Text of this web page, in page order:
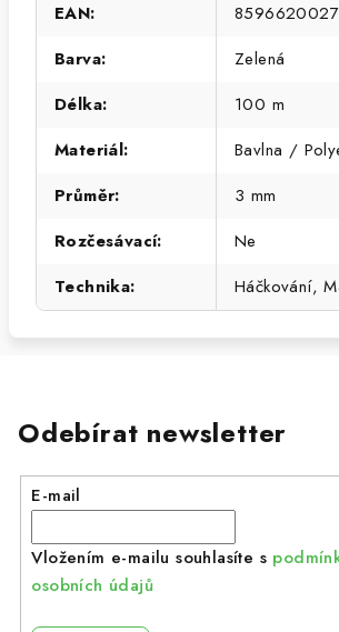
EAN:
Barva:
Zelená
Délka:
100 m
Materiál:
Bavlna /
Průměr:
3 mm
Rozčesávací:
Ne
Technika: Háčkování,
Odebírat newsletter
E-mail
Vložením e-mailu souhlasíte s
osobních údajů